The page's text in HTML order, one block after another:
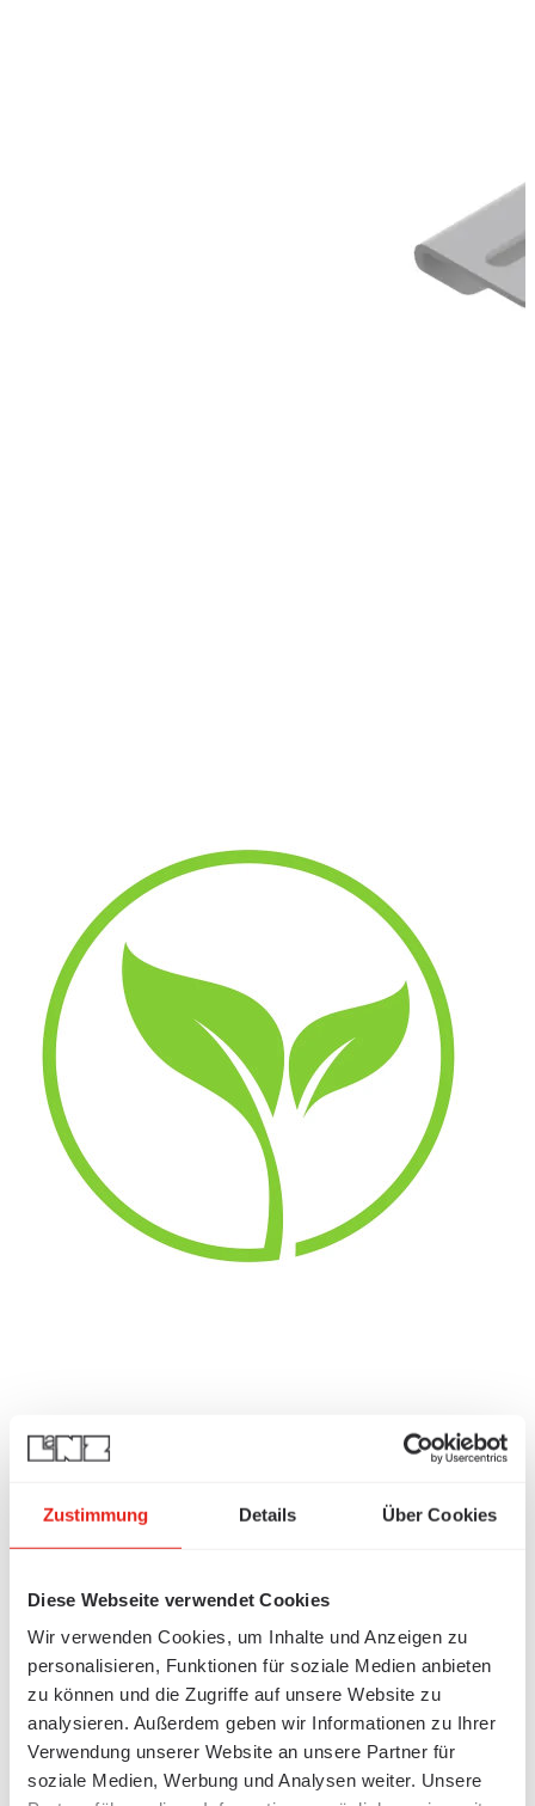
Zustimmung Details Über Cookies
Diese Webseite verwendet Cookies
Wir verwenden Cookies, um Inhalte und Anzeigen zu
personalisieren, Funktionen für soziale Medien anbieten
zu können und die Zugriffe auf unsere Website zu
analysieren. Außerdem geben wir Informationen zu Ihrer
Verwendung unserer Website an unsere Partner für
soziale Medien, Werbung und Analysen weiter. Unsere